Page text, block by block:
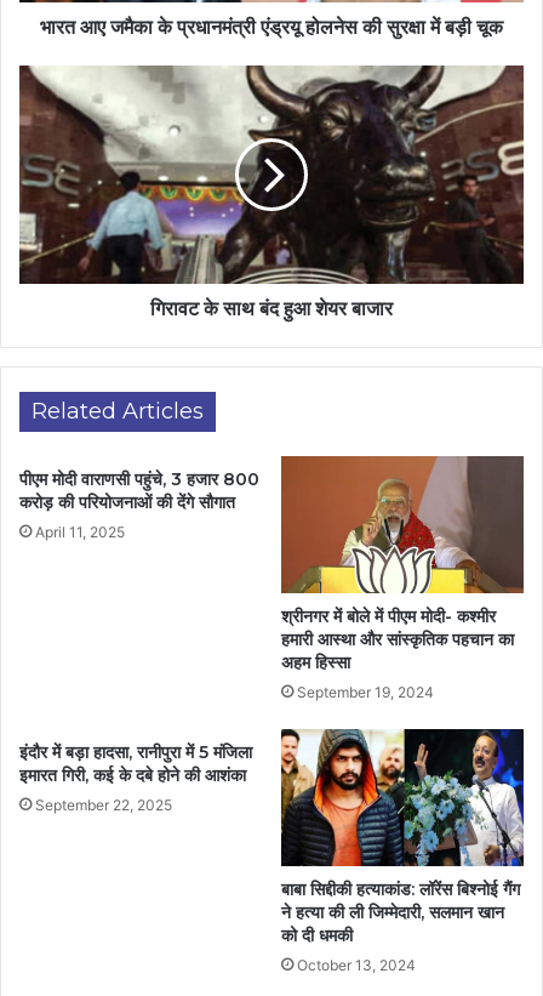
भारत आए जमैका के प्रधानमंत्री एंड्रयू होलनेस की सुरक्षा में बड़ी चूक
गिरावट के साथ बंद हुआ शेयर बाजार
Related Articles
पीएम मोदी वाराणसी पहुंचे, 3 हजार 800
करोड़ की परियोजनाओं की देंगे सौगात
April 11, 2025
श्रीनगर में बोले में पीएम मोदी- कश्मीर
हमारी आस्था और सांस्कृतिक पहचान का
अहम हिस्सा
September 19, 2024
इंदौर में बड़ा हादसा, रानीपुरा में 5 मंजिला
इमारत गिरी, कई के दबे होने की आशंका
September 22, 2025
बाबा सिद्दीकी हत्याकांड: लॉरेंस बिश्नोई गैंग
ने हत्या की ली जिम्मेदारी, सलमान खान
को दी धमकी
October 13, 2024